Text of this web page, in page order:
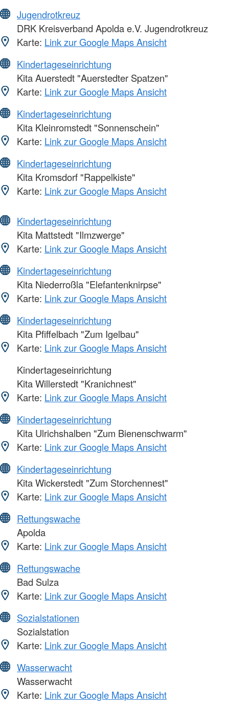
Jugendrotkreuz
DRK Kreisverband Apolda e.V. Jugendrotkreuz
Karte: Link zur Google Maps Ansicht
Kindertageseinrichtung
Kita Auerstedt "Auerstedter Spatzen"
Karte: Link zur Google Maps Ansicht
Kindertageseinrichtung
Kita Kleinromstedt "Sonnenschein"
Karte: Link zur Google Maps Ansicht
Kindertageseinrichtung
Kita Kromsdorf "Rappelkiste"
Karte: Link zur Google Maps Ansicht
Kindertageseinrichtung
Kita Mattstedt "Ilmzwerge"
Karte: Link zur Google Maps Ansicht
Kindertageseinrichtung
Kita Niederroßla "Elefantenknirpse"
Karte: Link zur Google Maps Ansicht
Kindertageseinrichtung
Kita Pfiffelbach "Zum Igelbau"
Karte: Link zur Google Maps Ansicht
Kindertageseinrichtung
Kita Willerstedt "Kranichnest"
Karte: Link zur Google Maps Ansicht
Kindertageseinrichtung
Kita Ulrichshalben "Zum Bienenschwarm"
Karte: Link zur Google Maps Ansicht
Kindertageseinrichtung
Kita Wickerstedt "Zum Storchennest"
Karte: Link zur Google Maps Ansicht
Rettungswache
Apolda
Karte: Link zur Google Maps Ansicht
Rettungswache
Bad Sulza
Karte: Link zur Google Maps Ansicht
Sozialstationen
Sozialstation
Karte: Link zur Google Maps Ansicht
Wasserwacht
Wasserwacht
Karte: Link zur Google Maps Ansicht